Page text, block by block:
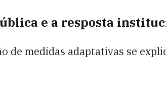
e a resposta
de medidas adaptativas se